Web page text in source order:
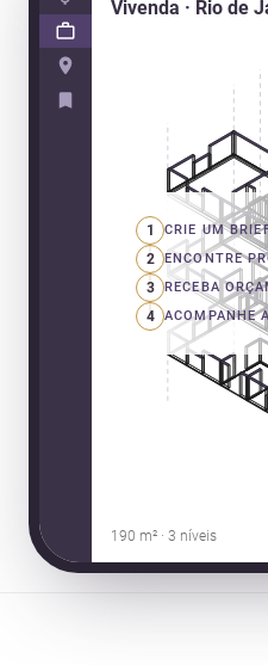
Vivenda · Rio de
1 CRIE UM
2 ENCONTRE
3 RECEBA
4 ACOMPANHE
190 m² · 3 níveis